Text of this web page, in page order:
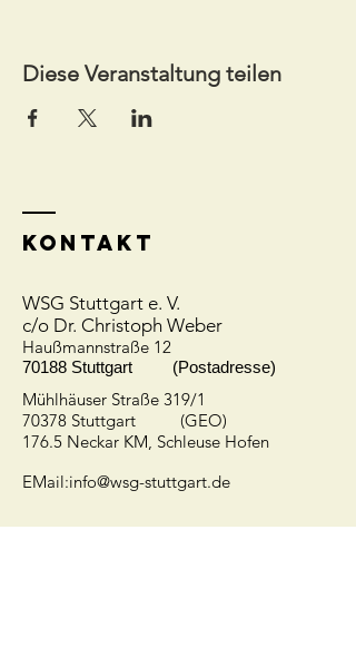
Diese Veranstaltung teilen
Kontakt
WSG Stuttgart e. V.
c/o Dr. Christoph Weber
Haußmannstraße 12
70188 Stuttgart (Postadresse)
Mühlhäuser Straße 319/1
70378 Stuttgart (GEO)
176.5 Neckar KM, Schleuse Hofen
EMail:info@wsg-stuttgart.de